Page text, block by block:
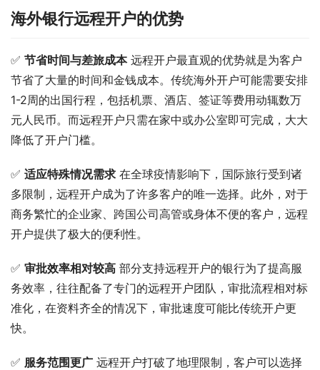
海外银行远程开户的优势
✅ 节省时间与差旅成本 远程开户最直观的优势就是为客户
节省了大量的时间和金钱成本。传统海外开户可能需要安排
1-2周的出国行程，包括机票、酒店、签证等费用动辄数万
元人民币。而远程开户只需在家中或办公室即可完成，大大
降低了开户门槛。
✅ 适应特殊情况需求 在全球疫情影响下，国际旅行受到诸
多限制，远程开户成为了许多客户的唯一选择。此外，对于
商务繁忙的企业家、跨国公司高管或身体不便的客户，远程
开户提供了极大的便利性。
✅ 审批效率相对较高 部分支持远程开户的银行为了提高服
务效率，往往配备了专门的远程开户团队，审批流程相对标
准化，在资料齐全的情况下，审批速度可能比传统开户更
快。
✅ 服务范围更广 远程开户打破了地理限制，客户可以选择